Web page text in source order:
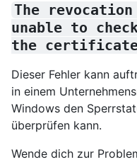
The
unable to
the
Dieser Fehler kann
in einem
Windows den
überprüfen kann.
Wende dich zur